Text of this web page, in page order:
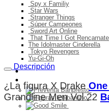
Spy x Familiy
Star Wars
Stranger Things
Súper Campeones
Sword Art Online
That Time I Got
The Idolmaster Cinderella
Tokyo Revengers
Yu-Gi-Oh
Ingresos del mes
Descripción
¿La figura X Drake
Grandline Men Vol 22